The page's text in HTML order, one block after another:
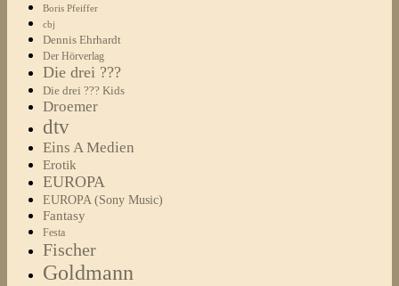
Boris Pfeiffer
cbj
Dennis Ehrhardt
Der Hörverlag
Die drei ???
Die drei ??? Kids
Droemer
dtv
Eins A Medien
Erotik
EUROPA
EUROPA (Sony Music)
Fantasy
Festa
Fischer
Goldmann